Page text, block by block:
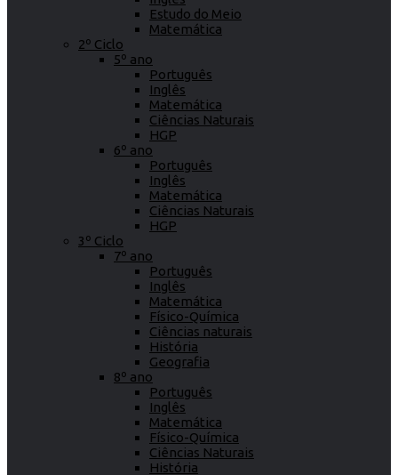
Estudo do Meio
Matemática
2º Ciclo
5º ano
Português
Inglês
Matemática
Ciências Naturais
HGP
6º ano
Português
Inglês
Matemática
Ciências Naturais
HGP
3º Ciclo
7º ano
Português
Inglês
Matemática
Físico-Química
Ciências naturais
História
Geografia
8º ano
Português
Inglês
Matemática
Físico-Química
Ciências Naturais
História